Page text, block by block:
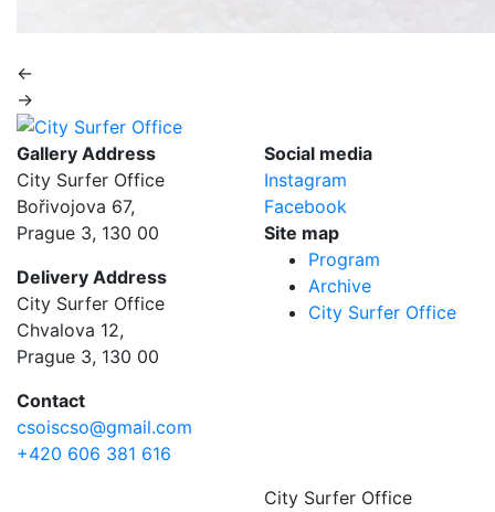
←
→
Gallery Address
City Surfer Office
Bořivojova 67,
Prague 3, 130 00
Delivery Address
City Surfer Office
Chvalova 12,
Prague 3, 130 00
Contact
csoiscso@gmail.com
+420 606 381 616
Social media
Instagram
Facebook
Site map
Program
Archive
City Surfer Office
City Surfer Office